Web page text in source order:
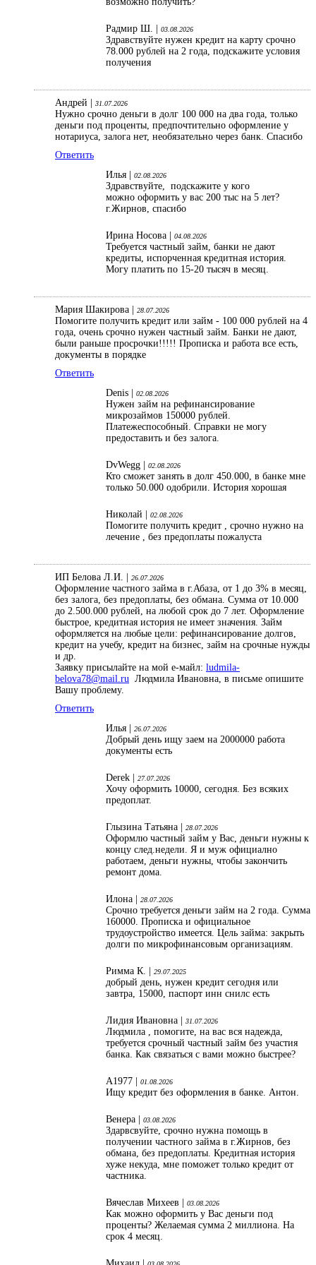
Радмир Ш. | 03.08.2026
Здравствуйте нужен кредит на карту срочно
78.000 рублей на 2 года, подскажите условия
получения
Андрей | 31.07.2026
Нужно срочно деньги в долг 100 000 на два года, только
деньги под проценты, предпочтительно оформление у
нотариуса, залога нет, необязательно через банк. Спасибо
Ответить
Илья |
02.08.2026
Здравствуйте, подскажите у кого
можно оформить у вас 200 тыс на 5 лет?
г.Жирнов, спасибо
Ирина Носова | 04.08.2026
Требуется частный займ, банки не дают
кредиты, испорченная кредитная история.
Могу платить по 15-20 тысяч в месяц.
Мария Шакирова | 28.07.2026
Помогите получить кредит или займ - 100 000 рублей на 4
года, очень срочно нужен частный займ. Банки не дают,
были раньше просрочки!!!!! Прописка и работа все есть,
документы в порядке
Ответить
Denis |
02.08.2026
Нужен займ на рефинансирование
микрозаймов 150000 рублей.
Платежеспособный. Справки не могу
предоставить и без залога.
DvWegg | 02.08.2026
Кто сможет занять в долг 450.000, в банке мне
только 50.000 одобрили. История хорошая
Николай | 02.08.2026
Помогите получить кредит , срочно нужно на
лечение , без предоплаты пожалуста
ИП Белова Л.И. | 26.07.2026
Оформление частного займа в г.Абаза, от 1 до 3% в месяц,
без залога, без предоплаты, без обмана. Сумма от 10.000
до 2.500.000 рублей, на любой срок до 7 лет. Оформление
быстрое, кредитная история не имеет значения. Займ
оформляется на любые цели: рефинансирование долгов,
кредит на учебу, кредит на бизнес, займ на срочные нужды
и др.
Заявку присылайте на мой е-майл: ludmila-
belova78@mail.ru Людмила Ивановна, в письме опишите
Вашу проблему.
Ответить
Илья |
26.07.2026
Добрый день ищу заем на 2000000 работа
документы есть
Derek | 27.07.2026
Хочу оформить 10000, сегодня. Без всяких
предоплат.
Глызина Татьяна | 28.07.2026
Оформлю частный займ у Вас, деньги нужны к
концу след.недели. Я и муж официално
работаем, деньги нужны, чтобы закончить
ремонт дома.
Илона | 28.07.2026
Срочно требуется деньги займ на 2 года. Сумма
160000. Прописка и официальное
трудоустройство имеется. Цель займа: закрыть
долги по микрофинансовым организациям.
Римма К. | 29.07.2025
добрый день, нужен кредит сегодня или
завтра, 15000, паспорт инн снилс есть
Лидия Ивановна | 31.07.2026
Людмила , помогите, на вас вся надежда,
требуется срочный частный займ без участия
банка. Как связаться с вами можно быстрее?
А1977 | 01.08.2026
Ищу кредит без оформления в банке. Антон.
Венера | 03.08.2026
Здарвсвуйте, срочно нужна помощь в
получении частного займа в г.Жирнов, без
обмана, без предоплаты. Кредитная история
хуже некуда, мне поможет только кредит от
частника.
Вячеслав Михеев | 03.08.2026
Как можно оформить у Вас деньги под
проценты? Желаемая сумма 2 миллиона. На
срок 4 месяц.